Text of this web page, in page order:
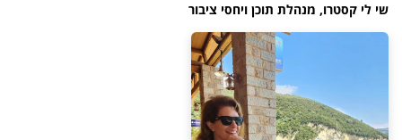
שי לי קסטרו, מנהלת תוכן ויחסי ציבור